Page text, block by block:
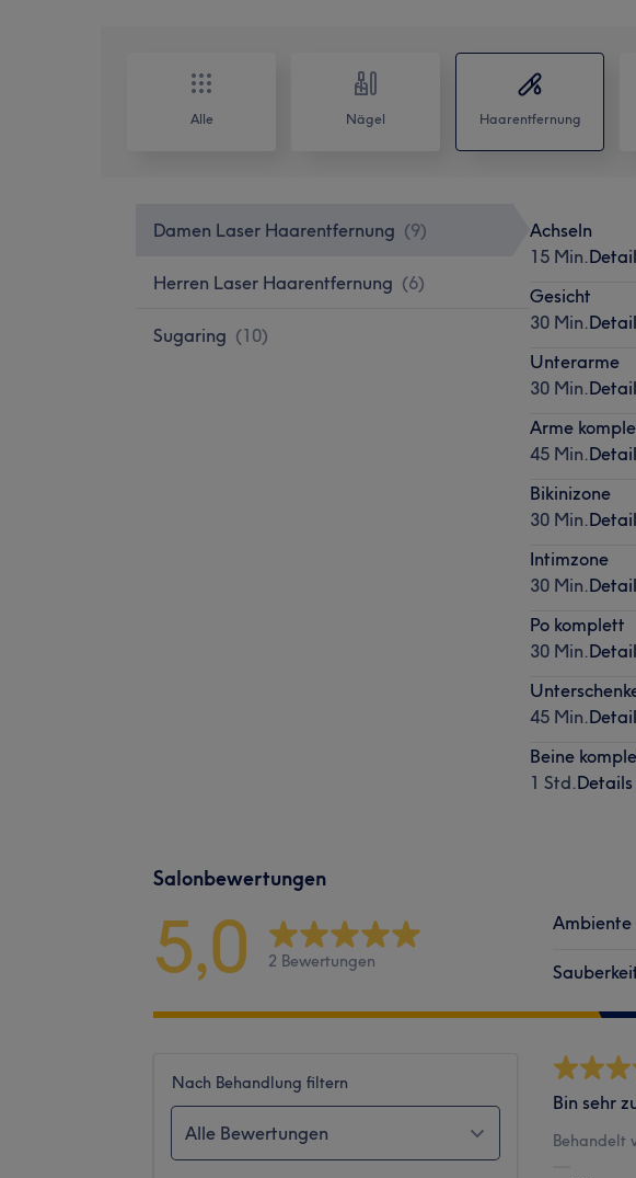
Alle Nägel Haarentfernung
Damen Laser Haarentfernung (9)
Herren Laser Haarentfernung (6)
Sugaring (10)
Achseln
15 Min.
Gesicht
30 Min.
Unterarme
30 Min.
Arme
45 Min.
Bikinizone
30 Min.
Intimzone
30 Min.
Po komplett
30 Min.
45 Min.
Beine
1 Std.
Salonbewertungen
5,0 2 Bewertungen
Ambiente
Nach Behandlung filtern
Alle Bewertungen
Bin sehr
Behandelt